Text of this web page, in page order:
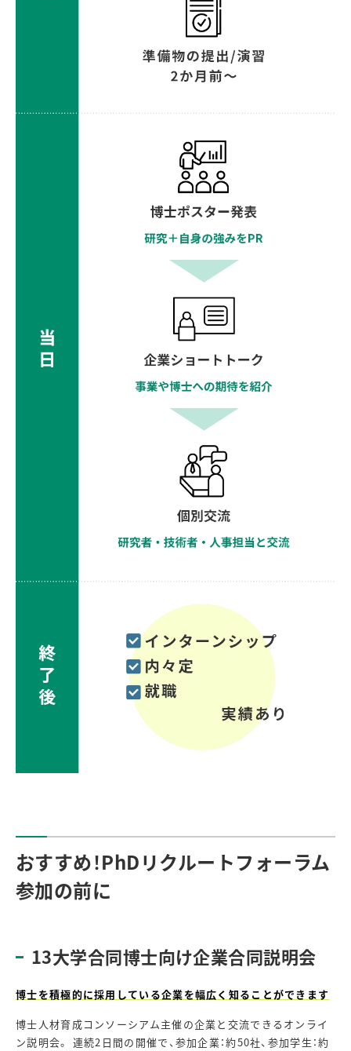
おすすめ！PhDリクルートフォーラム
参加の前に
13大学合同博士向け企業合同説明会
博士を積極的に採用している企業を幅広く知ることができます
博士人材育成コンソーシアム主催の企業と交流できるオンライ
ン説明会。 連続2日間の開催で、参加企業：約50社、参加学生：約